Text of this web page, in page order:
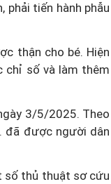
phải tiến hành phẫu
thận cho bé. Hiện
chỉ số và làm thêm
3/5/2025. Theo
đã được người dân
số thủ thuật sơ cứu